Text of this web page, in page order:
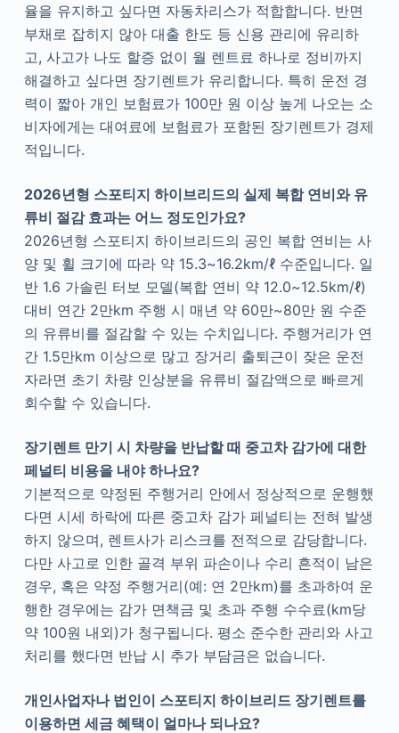
율을 유지하고 싶다면 자동차리스가 적합합니다. 반면
부채로 잡히지 않아 대출 한도 등 신용 관리에 유리하
고, 사고가 나도 할증 없이 월 렌트료 하나로 정비까지
해결하고 싶다면 장기렌트가 유리합니다. 특히 운전 경
력이 짧아 개인 보험료가 100만 원 이상 높게 나오는 소
비자에게는 대여료에 보험료가 포함된 장기렌트가 경제
적입니다.
2026년형 스포티지 하이브리드의 실제 복합 연비와 유
류비 절감 효과는 어느 정도인가요?
2026년형 스포티지 하이브리드의 공인 복합 연비는 사
양 및 휠 크기에 따라 약 15.3~16.2km/ℓ 수준입니다. 일
반 1.6 가솔린 터보 모델(복합 연비 약 12.0~12.5km/ℓ)
대비 연간 2만km 주행 시 매년 약 60만~80만 원 수준
의 유류비를 절감할 수 있는 수치입니다. 주행거리가 연
간 1.5만km 이상으로 많고 장거리 출퇴근이 잦은 운전
자라면 초기 차량 인상분을 유류비 절감액으로 빠르게
회수할 수 있습니다.
장기렌트 만기 시 차량을 반납할 때 중고차 감가에 대한
페널티 비용을 내야 하나요?
기본적으로 약정된 주행거리 안에서 정상적으로 운행했
다면 시세 하락에 따른 중고차 감가 페널티는 전혀 발생
하지 않으며, 렌트사가 리스크를 전적으로 감당합니다.
다만 사고로 인한 골격 부위 파손이나 수리 흔적이 남은
경우, 혹은 약정 주행거리(예: 연 2만km)를 초과하여 운
행한 경우에는 감가 면책금 및 초과 주행 수수료(km당
약 100원 내외)가 청구됩니다. 평소 준수한 관리와 사고
처리를 했다면 반납 시 추가 부담금은 없습니다.
개인사업자나 법인이 스포티지 하이브리드 장기렌트를
이용하면 세금 혜택이 얼마나 되나요?